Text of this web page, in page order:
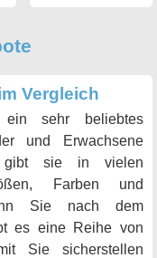
Vergleich
ein sehr beliebtes
und Erwachsene
gibt sie in vielen
Farben und
Sie nach dem
es eine Reihe von
Sie sicherstellen